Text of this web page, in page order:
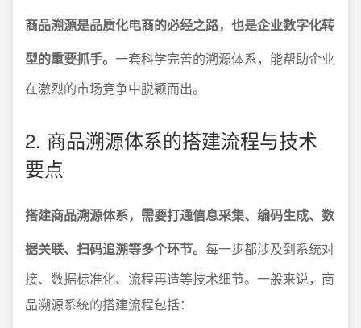
商品溯源是品质化电商的必经之路，也是企业数字化转
型的重要抓手。 一套科学完善的溯源体系，能帮助企业
在激烈的市场竞争中脱颖而出。
2. 商品溯源体系的搭建流程与技术
要点
搭建商品溯源体系，需要打通信息采集、编码生成、数
据关联、扫码追溯等多个环节。 每一步都涉及到系统对
接、数据标准化、流程再造等技术细节。一般来说，商
品溯源系统的搭建流程包括：